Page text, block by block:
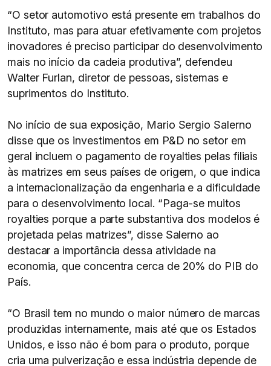
“O setor automotivo está presente em trabalhos do
Instituto, mas para atuar efetivamente com projetos
inovadores é preciso participar do desenvolvimento
mais no início da cadeia produtiva”, defendeu
Walter Furlan, diretor de pessoas, sistemas e
suprimentos do Instituto.
No início de sua exposição, Mario Sergio Salerno
disse que os investimentos em P&D no setor em
geral incluem o pagamento de royalties pelas filiais
às matrizes em seus países de origem, o que indica
a internacionalização da engenharia e a dificuldade
para o desenvolvimento local. “Paga-se muitos
royalties porque a parte substantiva dos modelos é
projetada pelas matrizes”, disse Salerno ao
destacar a importância dessa atividade na
economia, que concentra cerca de 20% do PIB do
País.
“O Brasil tem no mundo o maior número de marcas
produzidas internamente, mais até que os Estados
Unidos, e isso não é bom para o produto, porque
cria uma pulverização e essa indústria depende de